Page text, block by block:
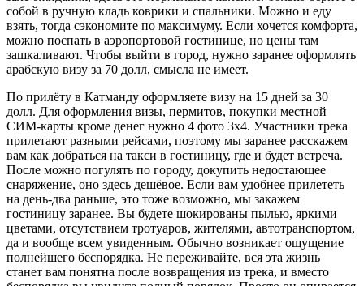
собой в ручную кладь коврики и спальники. Можно и еду
взять, тогда сэкономите по максимуму. Если хочется комфорта,
можно поспать в аэропортовой гостинице, но цены там
зашкаливают. Чтобы выйти в город, нужно заранее оформлять
арабскую визу за 70 долл, смысла не имеет.
По прилёту в Катманду оформляете визу на 15 дней за 30
долл. Для оформления визы, пермитов, покупки местной
СИМ-карты кроме денег нужно 4 фото 3х4. Участники трека
прилетают разными рейсами, поэтому мы заранее расскажем
вам как добраться на такси в гостиницу, где и будет встреча.
После можно погулять по городу, докупить недостающее
снаряжение, оно здесь дешёвое. Если вам удобнее прилететь
на день-два раньше, это тоже возможно, мы закажем
гостиницу заранее. Вы будете шокированы пылью, яркими
цветами, отсутствием тротуаров, жителями, автотранспортом,
да и вообще всем увиденным. Обычно возникает ощущение
полнейшего беспорядка. Не переживайте, вся эта жизнь
станет вам понятна после возвращения из трека, и вместо